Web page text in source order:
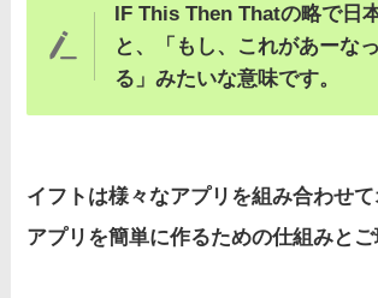
IF This Then Thatの略で日
と、「もし、これがあーな
る」みたいな意味です。
イフトは様々なアプリを組み合わせ
アプリを簡単に作るための仕組みとご